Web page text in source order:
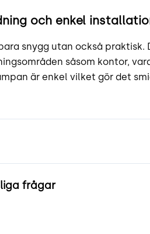
och enkel
snygg utan också praktisk.
såsom kontor,
är enkel vilket gör det
frågar